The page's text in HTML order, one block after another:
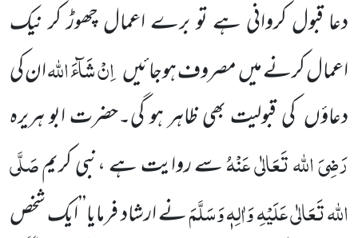
دعا قبول کروانی ہے تو برے اعمال چھوڑ کر نیک
اعمال کرنے میں مصروف ہوجائیںاِنْ شَآءَ اللہان کی
دعاؤں کی قبولیت بھی ظاہر ہو گی۔حضرت ابو ہریرہ
رَضِیَ اللہ تَعَالٰی عَنْہُسے روایت ہے ،نبی کریمصَلَّی
اللہ تَعَالٰی عَلَیْہِ وَاٰلِہٖ وَسَلَّمَنے ارشاد فرمایا’’ایک شخص